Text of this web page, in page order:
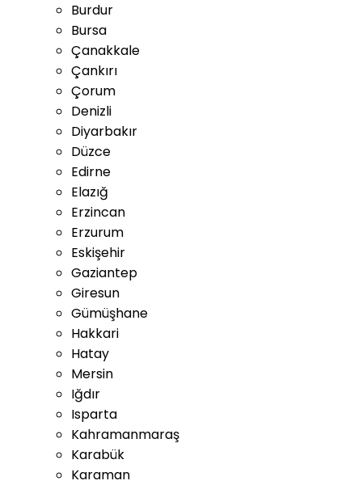
Burdur
Bursa
Çanakkale
Çankırı
Çorum
Denizli
Diyarbakır
Düzce
Edirne
Elazığ
Erzincan
Erzurum
Eskişehir
Gaziantep
Giresun
Gümüşhane
Hakkari
Hatay
Mersin
Iğdır
Isparta
Kahramanmaraş
Karabük
Karaman